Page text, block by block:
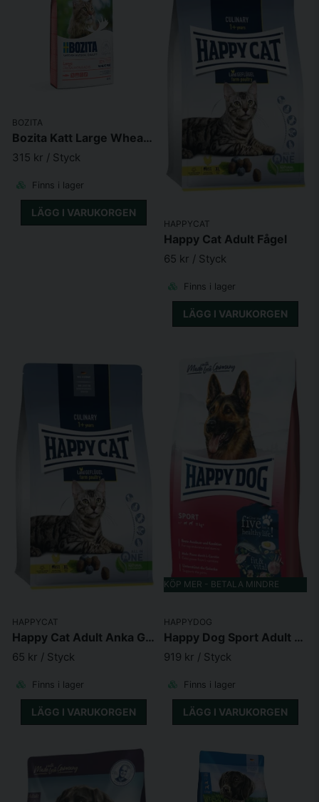
BOZITA
Bozita Katt Large Wheat free Salmon
315 kr / Styck
Finns i lager
LÄGG I VARUKORGEN
HAPPYCAT
Happy Cat Adult Fågel
65 kr / Styck
Finns i lager
LÄGG I VARUKORGEN
HAPPYCAT
Happy Cat Adult Anka GrainFree
65 kr / Styck
Finns i lager
LÄGG I VARUKORGEN
KÖP MER - BETALA MINDRE
HAPPYDOG
Happy Dog Sport Adult 28/16 14kg
919 kr / Styck
Finns i lager
LÄGG I VARUKORGEN